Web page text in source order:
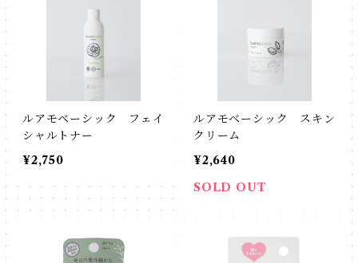
ルアモベーシック フェイ
シャルトナー
¥2,750
ルアモベーシック スキン
クリーム
¥2,640
SOLD OUT